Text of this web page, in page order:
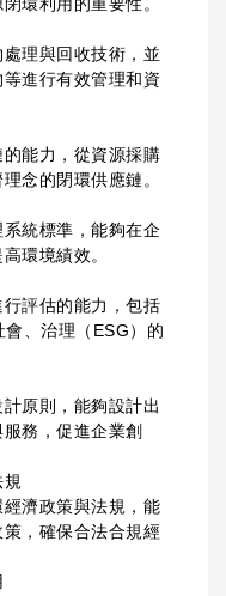
環利用的重要性。
理與回收技術，並
進行有效管理和資
能力，從資源採購
念的閉環供應鏈。
統標準，能夠在企
環境績效。
評估的能力，包括
、治理（ESG）的
原則，能夠設計出
務，促進企業創
規
濟政策與法規，能
，確保合法合規經